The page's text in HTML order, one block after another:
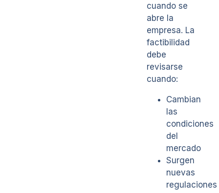
cuando se
abre la
empresa. La
factibilidad
debe
revisarse
cuando:
Cambian
las
condiciones
del
mercado
Surgen
nuevas
regulaciones